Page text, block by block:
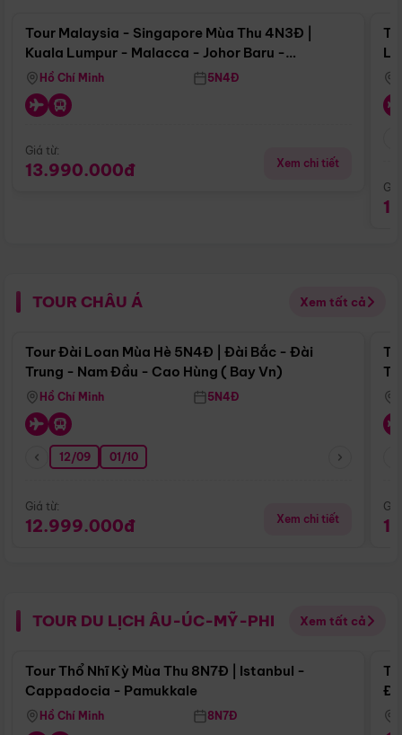
Tour Malaysia - Singapore Mùa Thu 4N3Đ |
Kuala Lumpur - Malacca - Johor Baru -
Singapore
Hồ Chí Minh 5N4Đ
Giá từ:
13.990.000đ Xem chi tiết
TOUR CHÂU Á Xem tất cả
Điểm nổi bật
Tour Đài Loan Mùa Hè 5N4Đ | Đài Bắc - Đài
Trung - Nam Đầu - Cao Hùng ( Bay Vn)
Hồ Chí Minh 5N4Đ
12/09 01/10
Giá từ:
12.999.000đ Xem chi tiết
TOUR DU LỊCH ÂU-ÚC-MỸ-PHI Xem tất cả
Điểm nổi bật
Tour Thổ Nhĩ Kỳ Mùa Thu 8N7Đ | Istanbul -
Cappadocia - Pamukkale
Hồ Chí Minh 8N7Đ